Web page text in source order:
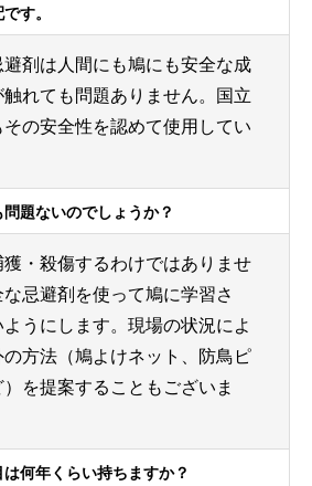
す。
剤は人間にも鳩にも安全な成
れても問題ありません。国立
の安全性を認めて使用してい
題ないのでしょうか？
・殺傷するわけではありませ
忌避剤を使って鳩に学習さ
うにします。現場の状況によ
方法（鳩よけネット、防鳥ピ
を提案することもございま
何年くらい持ちますか？